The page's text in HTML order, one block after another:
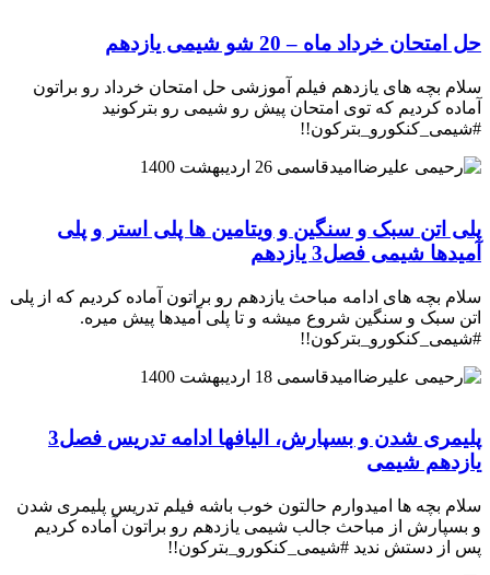
حل امتحان خرداد ماه – 20 شو شیمی یازدهم
سلام بچه های یازدهم فیلم آموزشی حل امتحان خرداد رو براتون
آماده کردیم که توی امتحان پیش رو شیمی رو بترکونید
#شیمی_کنکورو_بترکون!!
امیدقاسمی 26 اردیبهشت 1400
پلی اتن سبک و سنگین و ویتامین ها پلی استر و پلی
آمیدها شیمی فصل3 یازدهم
سلام بچه های ادامه مباحث یازدهم رو براتون آماده کردیم که از پلی
اتن سبک و سنگین شروع میشه و تا پلی آمیدها پیش میره.
#شیمی_کنکورو_بترکون!!
امیدقاسمی 18 اردیبهشت 1400
پلیمری شدن و بسپارش، الیافها ادامه تدریس فصل3
یازدهم شیمی
سلام بچه ها امیدوارم حالتون خوب باشه فیلم تدریس پلیمری شدن
و بسپارش از مباحث جالب شیمی یازدهم رو براتون آماده کردیم
پس از دستش ندید #شیمی_کنکورو_بترکون!!